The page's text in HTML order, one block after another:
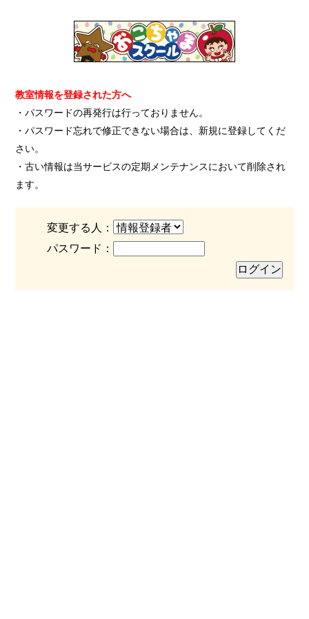
教室情報を登録された方へ
・パスワードの再発行は行っておりません。
・パスワード忘れで修正できない場合は、新規に登録してくだ
さい。
・古い情報は当サービスの定期メンテナンスにおいて削除され
ます。
変更する人：
パスワード：